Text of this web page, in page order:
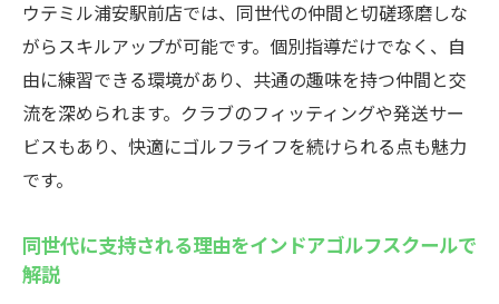
ウテミル浦安駅前店では、同世代の仲間と切磋琢磨しな
がらスキルアップが可能です。個別指導だけでなく、自
由に練習できる環境があり、共通の趣味を持つ仲間と交
流を深められます。クラブのフィッティングや発送サー
ビスもあり、快適にゴルフライフを続けられる点も魅力
です。
同世代に支持される理由をインドアゴルフスクールで
解説